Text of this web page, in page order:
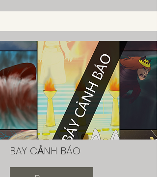
BAY CẢNH BÁO